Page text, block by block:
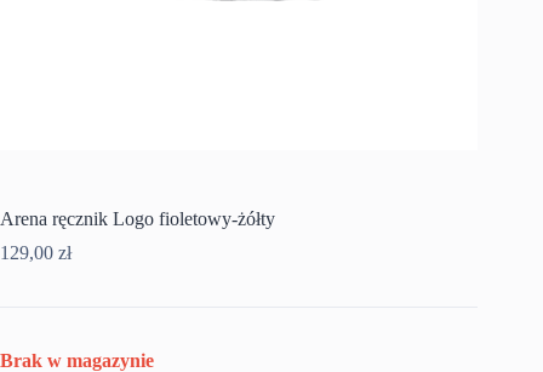
Arena ręcznik Logo fioletowy-żółty
129,00 zł
Brak w magazynie